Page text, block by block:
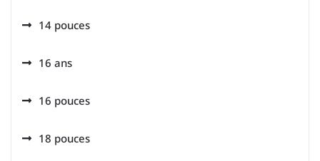
14 pouces
16 ans
16 pouces
18 pouces